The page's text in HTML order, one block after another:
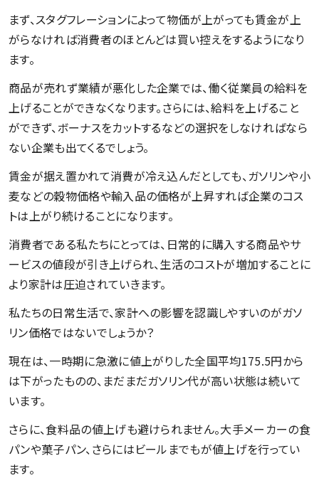
まず、スタグフレーションによって物価が上がっても賃金が上
がらなければ消費者のほとんどは買い控えをするようになり
ます。
商品が売れず業績が悪化した企業では、働く従業員の給料を
上げることができなくなります。さらには、給料を上げること
ができず、ボーナスをカットするなどの選択をしなければなら
ない企業も出てくるでしょう。
賃金が据え置かれて消費が冷え込んだとしても、ガソリンや小
麦などの穀物価格や輸入品の価格が上昇すれば企業のコス
トは上がり続けることになります。
消費者である私たちにとっては、日常的に購入する商品やサ
ービスの値段が引き上げられ、生活のコストが増加することに
より家計は圧迫されていきます。
私たちの日常生活で、家計への影響を認識しやすいのがガソ
リン価格ではないでしょうか？
現在は、一時期に急激に値上がりした全国平均175.5円から
は下がったものの、まだまだガソリン代が高い状態は続いて
います。
さらに、食料品の値上げも避けられません。大手メーカーの食
パンや菓子パン、さらにはビールまでもが値上げを行ってい
ます。